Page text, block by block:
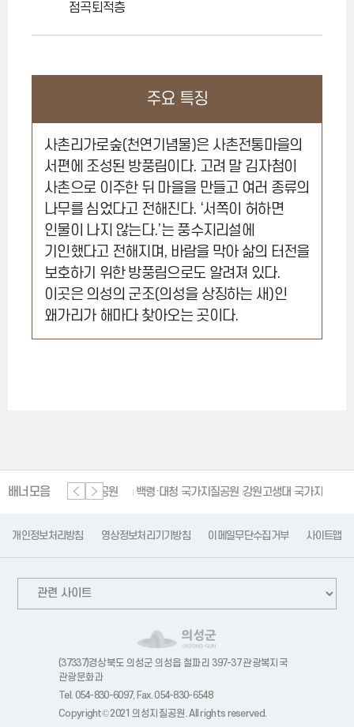
점곡퇴적층
주요 특징
사촌리가로숲(천연기념물)은 사촌전통마을의
서편에 조성된 방풍림이다. 고려 말 김자첨이
사촌으로 이주한 뒤 마을을 만들고 여러 종류의
나무를 심었다고 전해진다. ‘서쪽이 허하면
인물이 나지 않는다.’는 풍수지리설에
기인했다고 전해지며, 바람을 막아 삶의 터전을
보호하기 위한 방풍림으로도 알려져 있다.
이곳은 의성의 군조(의성을 상징하는 새)인
왜가리가 해마다 찾아오는 곳이다.
배너모음
단양 세계지질공원 백령·대청 국가지질공원 강원고생대 국가지질공원
개인정보처리방침 영상정보처리기기방침 이메일무단수집거부 사이트맵
(37337)경상북도 의성군 의성읍 철파리 397-37 관광복지국
관광문화과
Tel. 054-830-6097, Fax. 054-830-6548
Copyright© 2021 의성지질공원. All rights reserved.